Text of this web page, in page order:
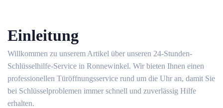
Einleitung
Willkommen zu unserem Artikel über unseren 24-Stunden-
Schlüsselhilfe-Service in Ronnewinkel.​ Wir bieten Ihnen einen
professionellen Türöffnungsservice rund um die Uhr an, damit Sie
bei Schlüsselproblemen immer schnell und zuverlässig Hilfe
erhalten.​